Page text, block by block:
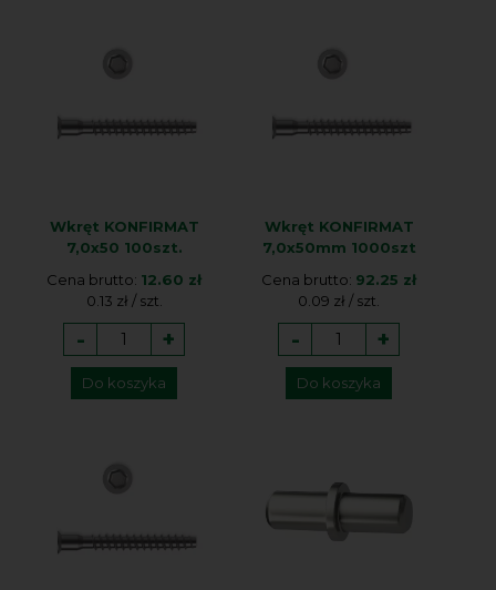
Wkręt KONFIRMAT
7,0x50 100szt.
Cena brutto: 12.60 zł
0.13 zł / szt.
- +
Do koszyka
Wkręt KONFIRMAT
7,0x50mm 1000szt
Cena brutto: 92.25 zł
0.09 zł / szt.
- +
Do koszyka